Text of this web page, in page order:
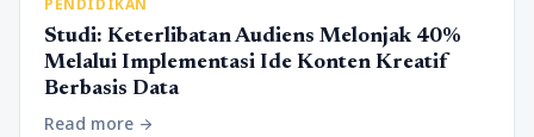
PENDIDIKAN
Studi: Keterlibatan Audiens Melonjak 40%
Melalui Implementasi Ide Konten Kreatif
Berbasis Data
Read more arrow_forward